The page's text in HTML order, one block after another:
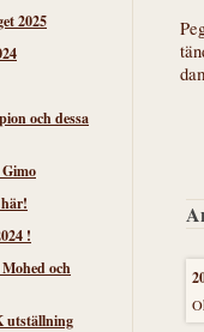
2025
och dessa
!
och
utställning